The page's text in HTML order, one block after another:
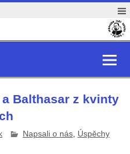
Balthasar z kvinty
Napsali o nás, Úspěchy